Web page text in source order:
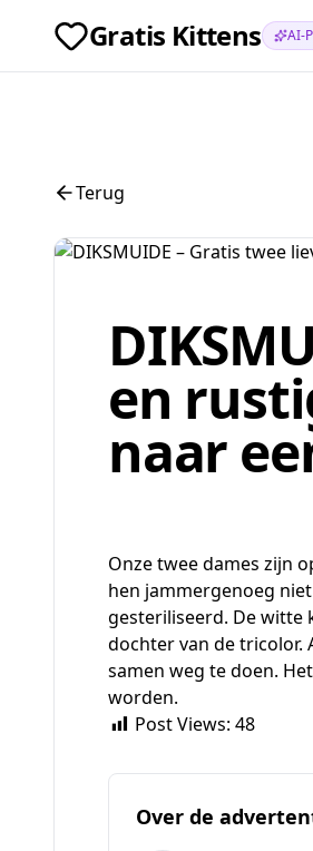
Gratis Kittens AI-
Terug
en
naar
Onze twee dames zijn
hen jammergenoeg
gesteriliseerd. De witte
dochter van de tricolor.
samen weg te doen.
worden.
Post Views: 48
Over de